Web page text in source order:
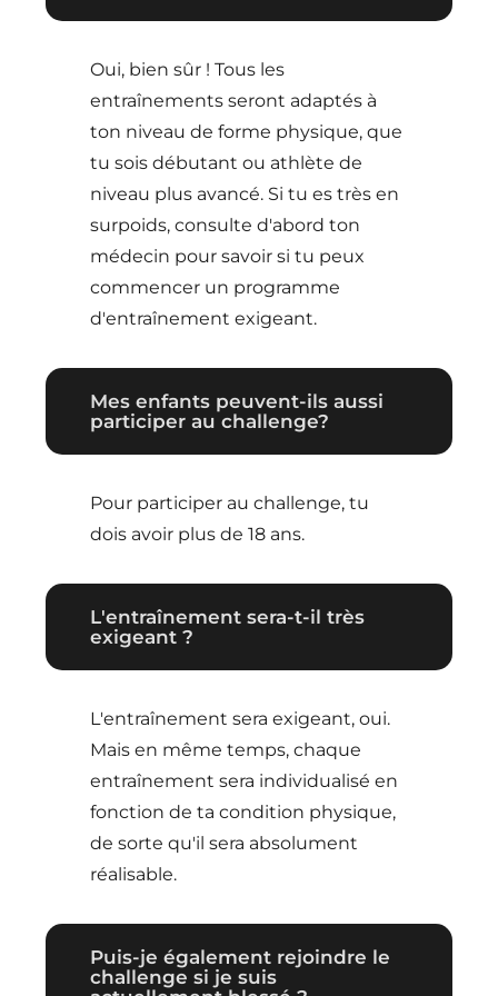
Oui, bien sûr ! Tous les
entraînements seront adaptés à
ton niveau de forme physique, que
tu sois débutant ou athlète de
niveau plus avancé. Si tu es très en
surpoids, consulte d'abord ton
médecin pour savoir si tu peux
commencer un programme
d'entraînement exigeant.
Mes enfants peuvent-ils aussi
participer au challenge?
Pour participer au challenge, tu
dois avoir plus de 18 ans.
L'entraînement sera-t-il très
exigeant ?
L'entraînement sera exigeant, oui.
Mais en même temps, chaque
entraînement sera individualisé en
fonction de ta condition physique,
de sorte qu'il sera absolument
réalisable.
Puis-je également rejoindre le
challenge si je suis